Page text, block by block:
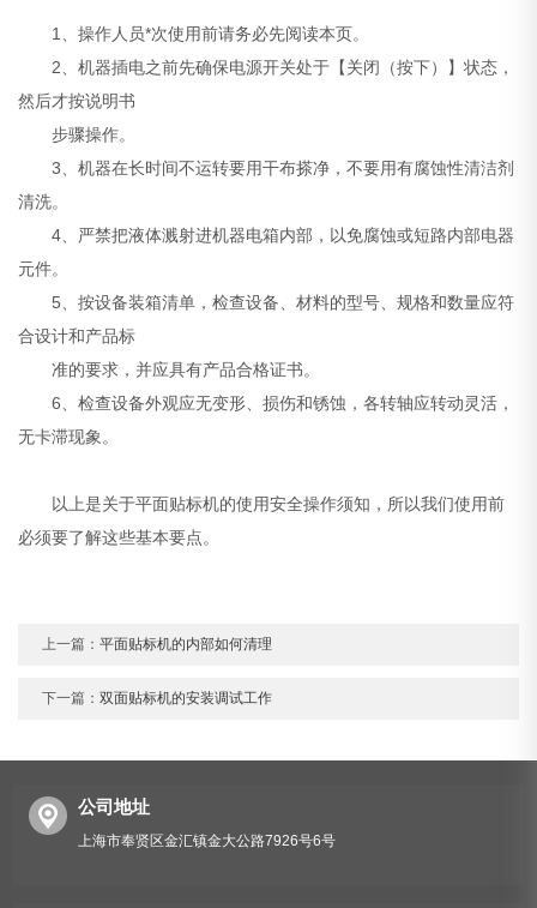
1、操作人员*次使用前请务必先阅读本页。
2、机器插电之前先确保电源开关处于【关闭（按下）】状态，
然后才按说明书
步骤操作。
3、机器在长时间不运转要用干布搽净，不要用有腐蚀性清洁剂
清洗。
4、严禁把液体溅射进机器电箱内部，以免腐蚀或短路内部电器
元件。
5、按设备装箱清单，检查设备、材料的型号、规格和数量应符
合设计和产品标
准的要求，并应具有产品合格证书。
6、检查设备外观应无变形、损伤和锈蚀，各转轴应转动灵活，
无卡滞现象。
以上是关于平面贴标机的使用安全操作须知，所以我们使用前
必须要了解这些基本要点。
上一篇：平面贴标机的内部如何清理
下一篇：双面贴标机的安装调试工作
公司地址
上海市奉贤区金汇镇金大公路7926号6号